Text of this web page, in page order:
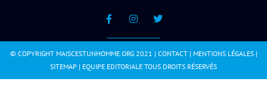
© COPYRIGHT MAISCESTUNHOMME.ORG 2021 | CONTACT| MENTIONS LÉGALES|
SITEMAP | EQUIPE EDITORIALE TOUS DROITS RÉSERVÉS